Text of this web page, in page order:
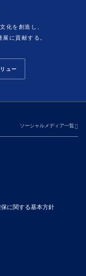
化を創造し、
に貢献する。
ュー
ソーシャルメディア一覧
に関する基本方針